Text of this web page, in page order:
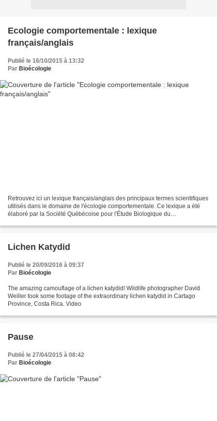
Ecologie comportementale : lexique
français/anglais
Publié le 16/10/2015 à 13:32
Par Bioécologie
Retrouvez ici un lexique français/anglais des principaux termes scientifiques
utilisés dans le domaine de l'écologie comportementale. Ce lexique a été
élaboré par la Société Québécoise pour l'Étude Biologique du
Lichen Katydid
Publié le 20/09/2016 à 09:37
Par Bioécologie
The amazing camouflage of a lichen katydid! Wildlife photographer David
Weiller took some footage of the extraordinary lichen katydid in Cartago
Province, Costa Rica. Video
Pause
Publié le 27/04/2015 à 08:42
Par Bioécologie